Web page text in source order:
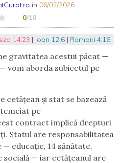
in 06/02/2026
0/10
14:23 | Ioan 12:6 | Romani 4:16
gravitatea acestui păcat —
vom aborda subiectul pe
cetățean și stat se bazează
pe
contract implică drepturi
Statul are responsabilitatea
educație, 14 sănătate,
— iar cetățeanul are